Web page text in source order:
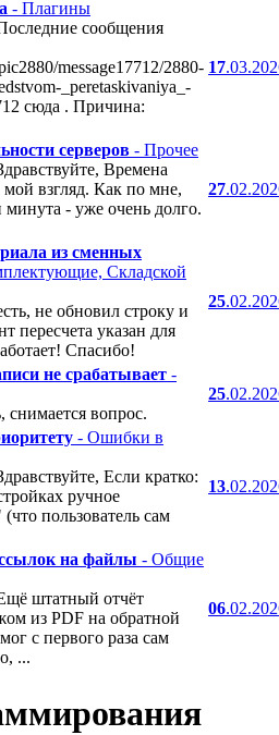
- Плагины
сообщения
message17712/2880-
_peretaskivaniya_-
сюда . Причина:
17
серверов - Прочее
Времена
мой взгляд. Как по мне,
минута - уже очень долго.
27
из сменных
Складской
не обновил строку и
пересчета указан для
Спасибо!
25
не срабатывает -
снимается вопрос.
25
- Ошибки в
Если кратко:
ручное
пользователь сам
13
на файлы - Общие
штатный отчёт
из PDF на обратной
с первого раза сам
...
06